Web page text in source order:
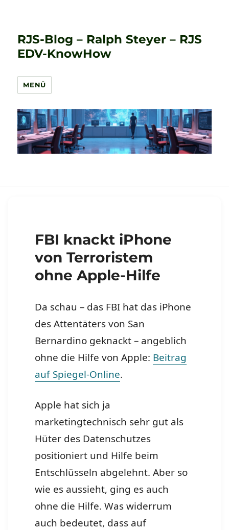
RJS-Blog – Ralph Steyer – RJS
EDV-KnowHow
MENÜ
FBI knackt iPhone
von Terroristem
ohne Apple-Hilfe
Da schau – das FBI hat das iPhone
des Attentäters von San
Bernardino geknackt – angeblich
ohne die Hilfe von Apple: Beitrag
auf Spiegel-Online.
Apple hat sich ja
marketingtechnisch sehr gut als
Hüter des Datenschutzes
positioniert und Hilfe beim
Entschlüsseln abgelehnt. Aber so
wie es aussieht, ging es auch
ohne die Hilfe. Was widerrum
auch bedeutet, dass auf